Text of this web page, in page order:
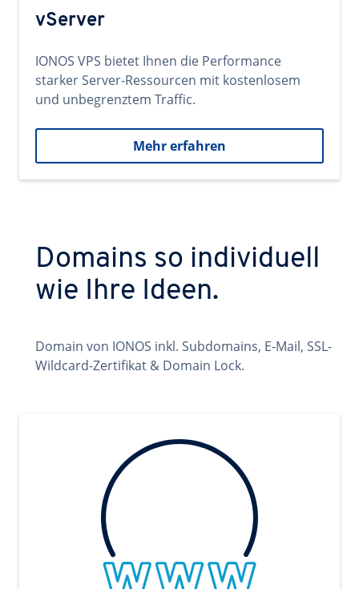
vServer
IONOS VPS bietet Ihnen die Performance
starker Server-Ressourcen mit kostenlosem
und unbegrenztem Traffic.
Mehr erfahren
Domains so individuell
wie Ihre Ideen.
Domain von IONOS inkl. Subdomains, E-Mail, SSL-
Wildcard-Zertifikat & Domain Lock.